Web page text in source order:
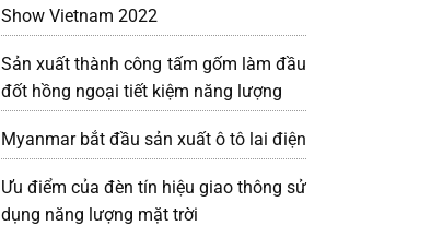
Show Vietnam 2022
Sản xuất thành công tấm gốm làm đầu
đốt hồng ngoại tiết kiệm năng lượng
Myanmar bắt đầu sản xuất ô tô lai điện
Ưu điểm của đèn tín hiệu giao thông sử
dụng năng lượng mặt trời